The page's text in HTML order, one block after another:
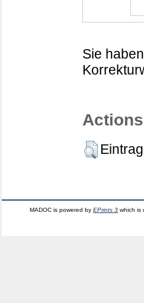
Sie
MADOC is powered byEPrints 3 which is